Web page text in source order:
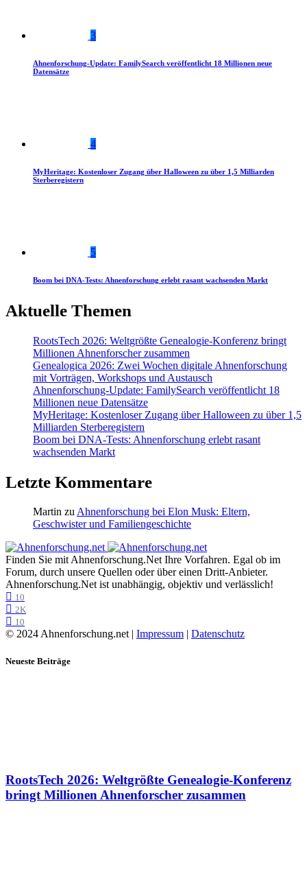
3
Ahnenforschung-Update: FamilySearch veröffentlicht 18 Millionen neue
Datensätze
4
MyHeritage: Kostenloser Zugang über Halloween zu über 1,5 Milliarden
Sterberegistern
5
Boom bei DNA-Tests: Ahnenforschung erlebt rasant wachsenden Markt
Aktuelle Themen
RootsTech 2026: Weltgrößte Genealogie-Konferenz bringt
Millionen Ahnenforscher zusammen
Genealogica 2026: Zwei Wochen digitale Ahnenforschung
mit Vorträgen, Workshops und Austausch
Ahnenforschung-Update: FamilySearch veröffentlicht 18
Millionen neue Datensätze
MyHeritage: Kostenloser Zugang über Halloween zu über 1,5
Milliarden Sterberegistern
Boom bei DNA-Tests: Ahnenforschung erlebt rasant
wachsenden Markt
Letzte Kommentare
Martin zu Ahnenforschung bei Elon Musk: Eltern,
Geschwister und Familiengeschichte
Finden Sie mit Ahnenforschung.Net Ihre Vorfahren. Egal ob im
Forum, durch unsere Quellen oder über einen Dritt-Anbieter.
Ahnenforschung.Net ist unabhängig, objektiv und verlässlich!
10
2K
10
© 2024 Ahnenforschung.net | Impressum | Datenschutz
Neueste Beiträge
RootsTech 2026: Weltgrößte Genealogie-Konferenz
bringt Millionen Ahnenforscher zusammen